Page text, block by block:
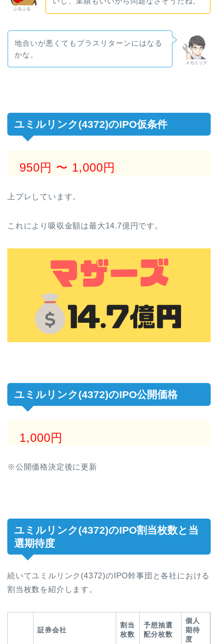
ぶるぶる
メカニック
地合いが悪くてもプラスリターンにはなる
かな。
ユミルリンク(4372)のIPO仮条件
950円 〜 1,000円
上ブレしています。
これにより吸収金額は最大14.7億円です。
ユミルリンク(4372)のIPO公開価格
1,000円
※公開価格決定後に更新
ユミルリンク(4372)のIPO割当枚数と当
選期待度
続いてユミルリンク(4372)のIPO幹事団と各社における
割当枚数を紹介します。
証券会社
割当
枚数
予想抽選
配分枚数
個人
期待
度